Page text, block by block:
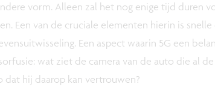
vorm. Alleen zal het nog enige tijd duren
Een van de cruciale elementen hierin is
Een aspect waarin 5G een
wat ziet de camera van de auto die al
dat hij daarop kan vertrouwen?